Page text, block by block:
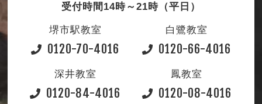
受付時間14時～21時（平日）
堺市駅教室
0120-70-4016
白鷺教室
0120-66-4016
深井教室
0120-84-4016
鳳教室
0120-08-4016